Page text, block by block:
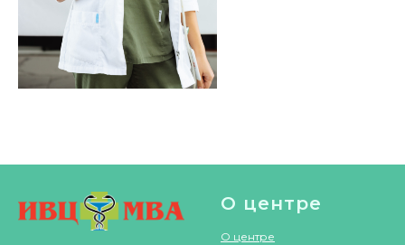
О центре
О центре